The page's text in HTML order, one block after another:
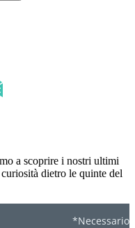
a scoprire i nostri ultimi
dietro le quinte del
*Necessario